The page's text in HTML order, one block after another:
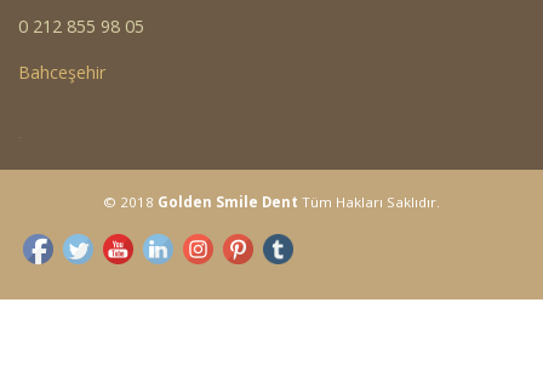
0 212 855 98 05
Bahceşehir
© 2018 Golden Smile Dent Tüm Hakları Saklıdır.